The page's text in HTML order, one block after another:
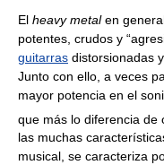
El heavy metalen
potentes, crudos y
guitarras distorsionadas
Junto con ello, a veces
mayor potencia en el
que más lo diferencia de
las muchas
musical, se caracteriza